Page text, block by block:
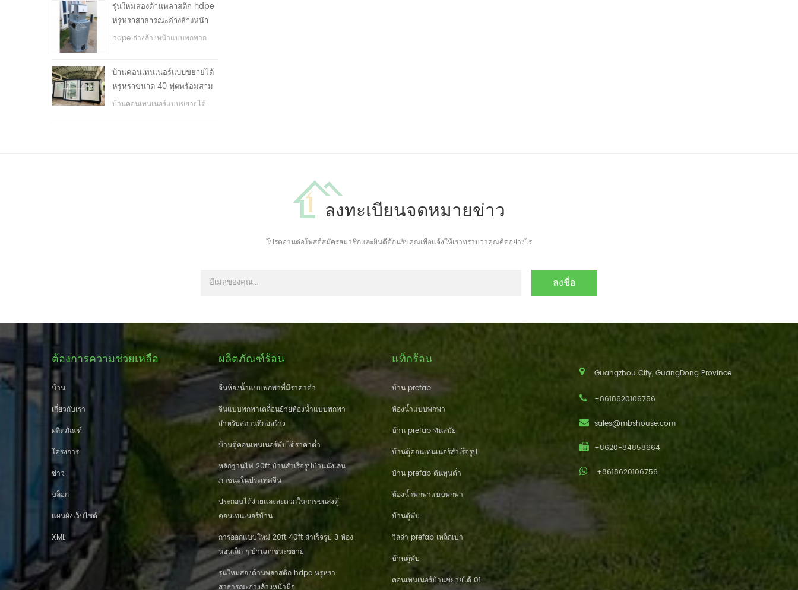
ห้องน้ำและระบบไฟฟ้า
รุ่นใหม่สองด้านพลาสติก hdpe
หรูหราสาธารณะอ่างล้างหน้า
มือ
hdpe อ่างล้างหน้าแบบพกพาก
nbsp;
บ้านคอนเทนเนอร์แบบขยายได้
หรูหราขนาด 40 ฟุตพร้อมสาม
ห้องนอน
บ้านคอนเทนเนอร์แบบขยายได้
ลงทะเบียนจดหมายข่าว
โปรดอ่านต่อโพสต์สมัครสมาชิกและยินดีต้อนรับคุณเพื่อแจ้งให้เราทราบว่าคุณคิดอย่างไร
ต้องการความช่วยเหลือ
บ้าน
เกี่ยวกับเรา
ผลิตภัณฑ์
โครงการ
ข่าว
บล็อก
แผนผังเว็บไซต์
XML
ผลิตภัณฑ์ร้อน
จีนห้องน้ำแบบพกพาที่มีราคาต่ำ
จีนแบบพกพาเคลื่อนย้ายห้องน้ำแบบพกพา
สำหรับสถานที่ก่อสร้าง
บ้านตู้คอนเทนเนอร์พับได้ราคาต่ำ
หลักฐานไฟ 20ft บ้านสำเร็จรูปบ้านนั่งเล่น
ภาชนะในประเทศจีน
ประกอบได้ง่ายและสะดวกในการขนส่งตู้
คอนเทนเนอร์บ้าน
การออกแบบใหม่ 20ft 40ft สำเร็จรูป 3 ห้อง
นอนเล็ก ๆ บ้านภาชนะขยาย
รุ่นใหม่สองด้านพลาสติก hdpe หรูหรา
สาธารณะอ่างล้างหน้ามือ
แท็กร้อน
บ้าน prefab
ห้องน้ำแบบพกพา
บ้าน prefab ทันสมัย
บ้านตู้คอนเทนเนอร์สำเร็จรูป
บ้าน prefab ต้นทุนต่ำ
ห้องน้ำพกพาแบบพกพา
บ้านตู้พับ
วิลล่า prefab เหล็กเบา
บ้านตู้พับ
คอนเทนเนอร์บ้านขยายได้ 01
Guangzhou City, GuangDong Province
+8618620106756
sales@mbshouse.com
+8620-84858664
+8618620106756